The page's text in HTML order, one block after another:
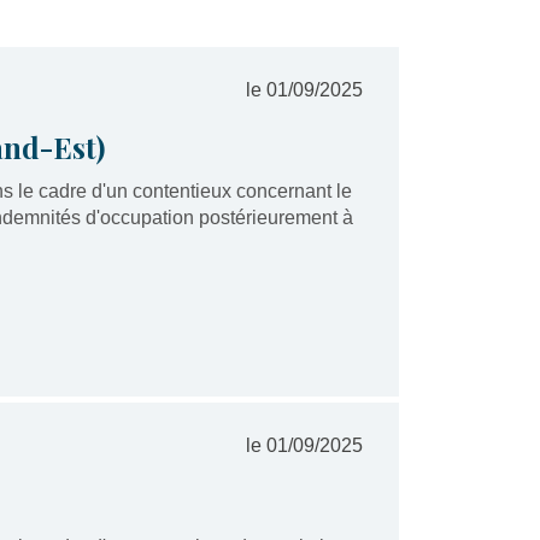
le 01/09/2025
Est)
le cadre d'un contentieux concernant le
d'occupation postérieurement à
le 01/09/2025